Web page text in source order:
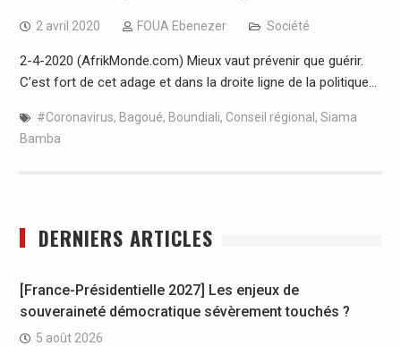
2 avril 2020 FOUA Ebenezer Société
2-4-2020 (AfrikMonde.com) Mieux vaut prévenir que guérir.
C’est fort de cet adage et dans la droite ligne de la politique…
#Coronavirus, Bagoué, Boundiali, Conseil régional , Siama
Bamba
DERNIERS ARTICLES
[France-Présidentielle 2027] Les enjeux de
souveraineté démocratique sévèrement touchés ?
5 août 2026